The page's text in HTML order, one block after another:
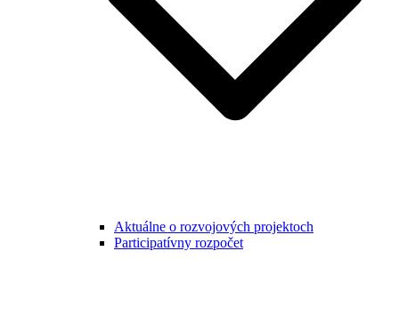
Aktuálne o rozvojových projektoch
Participatívny rozpočet